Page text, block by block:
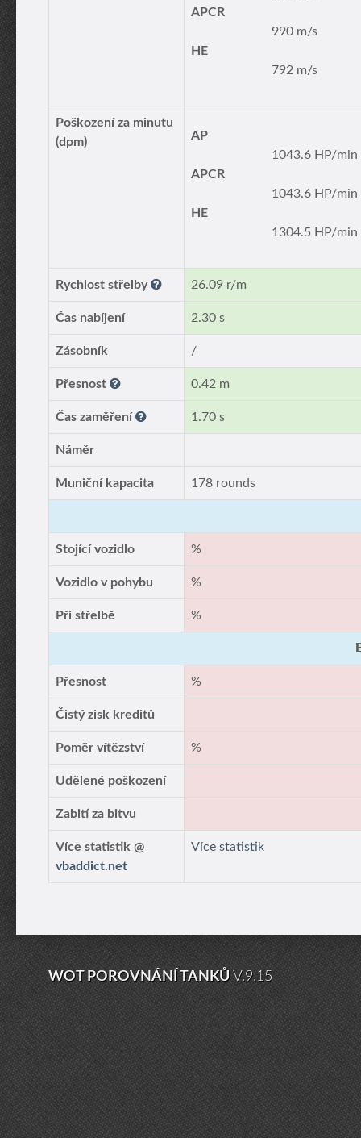
APCR
990 m/s
HE
792 m/s
Poškození za minutu
(dpm)
AP
1043.6 HP/min
APCR
1043.6 HP/min
HE
1304.5 HP/min
Rychlost střelby 26.09 r/m
Čas nabíjení 2.30 s
Zásobník /
Přesnost 0.42 m
Čas zaměření 1.70 s
Náměr
Muniční kapacita 178 rounds
Stojící vozidlo %
Vozidlo v pohybu %
Při střelbě %
Přesnost %
Čistý zisk kreditů
Poměr vítězství %
Udělené poškození
Zabití za bitvu
Více statistik @
vbaddict.net
Více statistik
WOT POROVNÁNÍ TANKŮ V.9.15